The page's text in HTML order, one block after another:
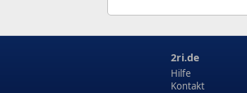
2ri.de
Hilfe
Kontakt